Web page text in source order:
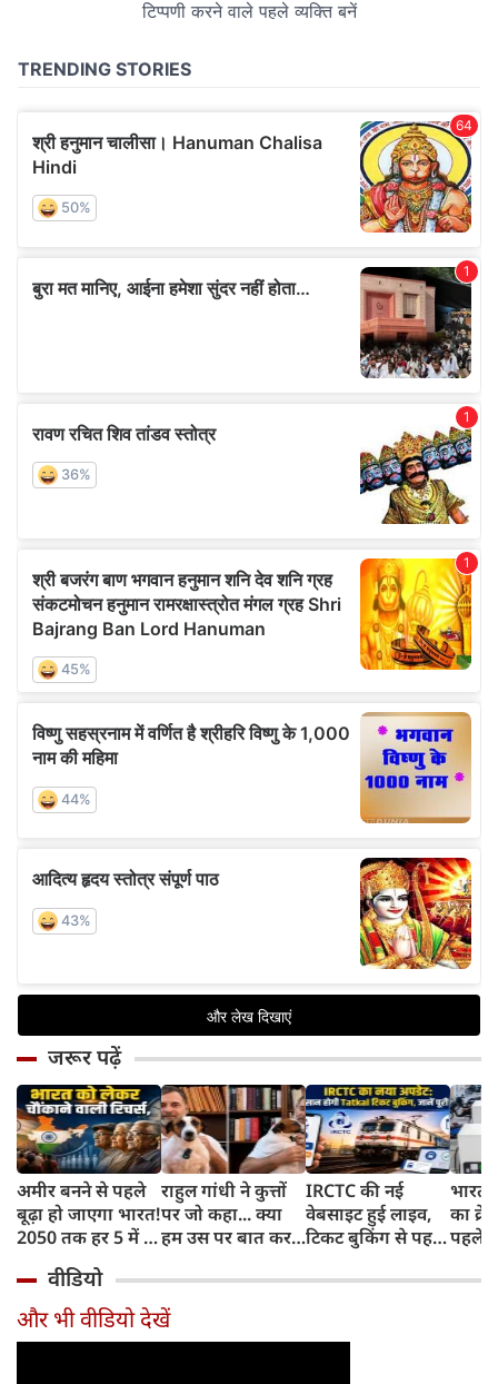
जरूर पढ़ें
अमीर बनने से पहले
बूढ़ा हो जाएगा भारत!
2050 तक हर 5 में 1
साल से ज्यादा उम्र का
राहुल गांधी ने कुत्तों
पर जो कहा... क्या
हम उस पर बात कर
IRCTC की नई
वेबसाइट हुई लाइव,
टिकट बुकिंग से पहले
काम, जानें पूरा
भारत
का
पहले
और
वीडियो
और भी वीडियो देखें